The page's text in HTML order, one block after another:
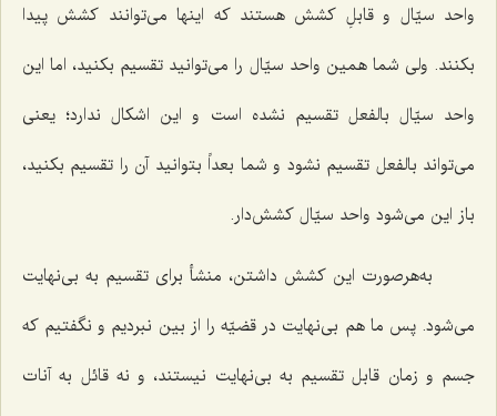
واحد سیّال و قابلِ کشش هستند که اینها می‌توانند کشش پیدا
بکنند. ولی شما همین واحد سیّال را می‌توانید تقسیم بکنید، اما این
واحد سیّال بالفعل تقسیم نشده است و این اشکال ندارد؛ یعنی
می‌تواند بالفعل تقسیم نشود و شما بعداً بتوانید آن را تقسیم بکنید،
باز این می‌شود واحد سیّال کشش‌دار.
به‌هرصورت این کشش داشتن، منشأ برای تقسیم به بی‌نهایت
می‌شود. پس ما هم بی‌نهایت در قضیّه را از بین نبردیم و نگفتیم که
جسم و زمان قابل تقسیم به بی‌نهایت نیستند، و نه قائل به آنات